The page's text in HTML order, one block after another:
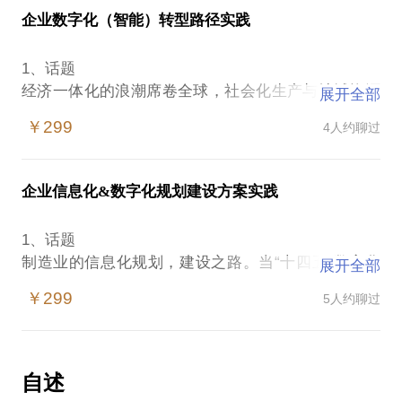
一次见面沟通，一小时的交流，从顶层设计到业务蓝
图，从点线面体，到方法和体系，快速传承，高效自
3、案例故事
西南二线城市，“A男”30岁，IT 5年工作经验，3个小
体系，跳槽换工作，从月薪8000提升到20000元。
作经验，2个小时私享会分享，从IT组织，到IT定位，
以及IT架构等，10天后，B男使用此方法，现工作的IT
结构，权责利等情况，并知晓如何应对不同级别的
BOSS，如年产值50亿，年产值100亿的企业家，第二
企业数字化（智能）转型路径实践
1、话题
经济一体化的浪潮席卷全球，社会化生产与地域资源
制转变的过程中，面临着迫切的改革形势。中国企业
争与挑战。
利用数字技术改造传统的企业管理模式，全力打造企
业的核心竞争力已经越来越成为企业的共识，信息技
术的迅猛发展给企业质量管理模式的转变带来新的革
为公司的核心竞争力之一。
展开全部
￥299 4人约聊过
企业信息化&数字化规划建设方案实践
1、话题
制造业的信息化规划，建设之路。当“十四五”数字化
要，政府已将数字化建设列为十四五的重中之中工
2、学习对象
企业的信息化负责人，如IT主管，IT经理，IT总监，
展开全部
￥299 5人约聊过
自述